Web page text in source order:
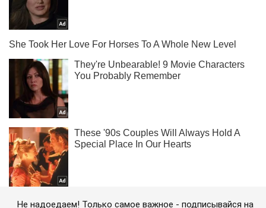
Не надоедаем! Только самое важное - подписывайся на